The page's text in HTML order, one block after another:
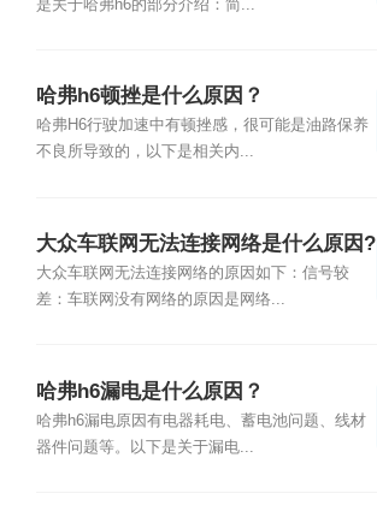
是关于哈弗h6的部分介绍：简...
哈弗h6顿挫是什么原因？
哈弗H6行驶加速中有顿挫感，很可能是油路保养
不良所导致的，以下是相关内...
大众车联网无法连接网络是什么原因?
大众车联网无法连接网络的原因如下：信号较
差：车联网没有网络的原因是网络...
哈弗h6漏电是什么原因？
哈弗h6漏电原因有电器耗电、蓄电池问题、线材
器件问题等。以下是关于漏电...